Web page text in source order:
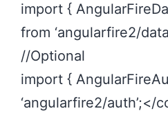
import {
from ‘angularfire2/
//Optional
import {
‘angularfire2/auth’;</